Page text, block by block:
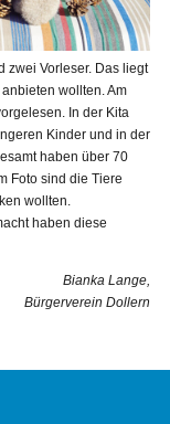
zwei Vorleser. Das liegt
wollten. Am
In der Kita
Kinder und in der
haben über 70
Foto sind die Tiere
wollten.
haben diese
Bianka Lange,
Bürgerverein Dollern